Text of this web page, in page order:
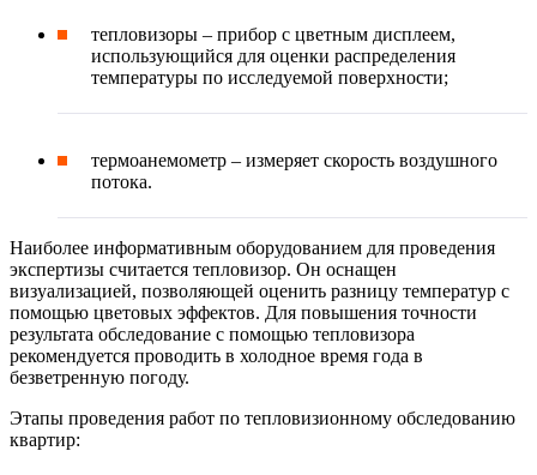
тепловизоры – прибор с цветным дисплеем,
использующийся для оценки распределения
температуры по исследуемой поверхности;
термоанемометр – измеряет скорость воздушного
потока.
Наиболее информативным оборудованием для проведения
экспертизы считается тепловизор. Он оснащен
визуализацией, позволяющей оценить разницу температур с
помощью цветовых эффектов. Для повышения точности
результата обследование с помощью тепловизора
рекомендуется проводить в холодное время года в
безветренную погоду.
Этапы проведения работ по тепловизионному обследованию
квартир: